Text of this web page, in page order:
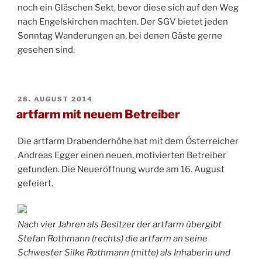
noch ein Gläschen Sekt, bevor diese sich auf den Weg
nach Engelskirchen machten. Der SGV bietet jeden
Sonntag Wanderungen an, bei denen Gäste gerne
gesehen sind.
VERÖFFENTLICHT
AM
28. AUGUST 2014
artfarm mit neuem Betreiber
Die artfarm Drabenderhöhe hat mit dem Österreicher
Andreas Egger einen neuen, motivierten Betreiber
gefunden. Die Neueröffnung wurde am 16. August
gefeiert.
Nach vier Jahren als Besitzer der artfarm übergibt
Stefan Rothmann (rechts) die artfarm an seine
Schwester Silke Rothmann (mitte) als Inhaberin und